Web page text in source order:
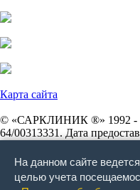
Карта сайта
© «САРКЛИНИК ®» 1992 -
64/00313331. Дата
здравоохранения.
Печенников Владимир
304645428900261. ИНН
На данном сайте
целью учета